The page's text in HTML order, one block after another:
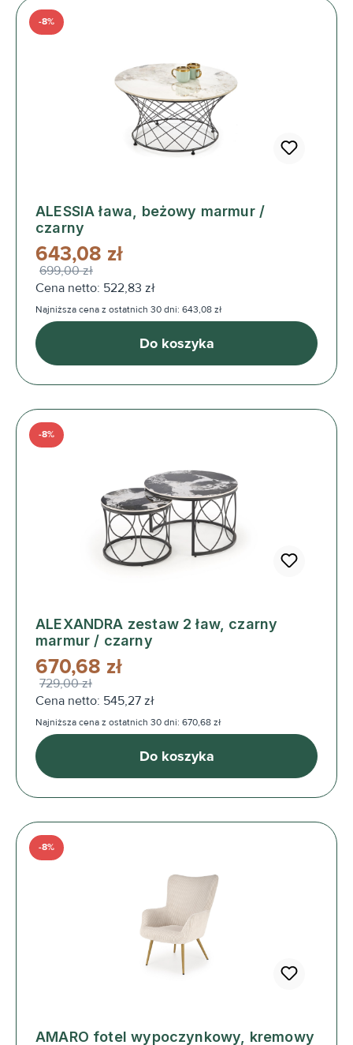
ALESSIA ława, beżowy marmur /
czarny
-8%
643,08 zł
699,00 zł
Cena netto: 522,83 zł
Najniższa cena z ostatnich 30 dni: 643,08 zł
Do koszyka
ALEXANDRA zestaw 2 ław, czarny
marmur / czarny
-8%
670,68 zł
729,00 zł
Cena netto: 545,27 zł
Najniższa cena z ostatnich 30 dni: 670,68 zł
Do koszyka
AMARO fotel wypoczynkowy, kremowy
-8%